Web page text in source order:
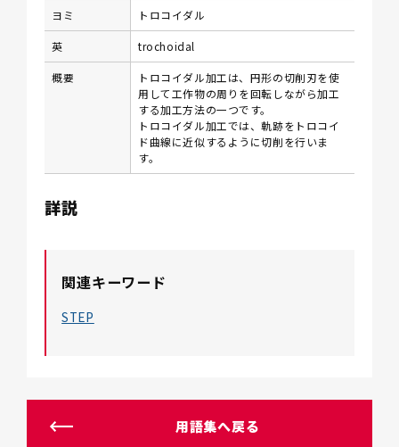
ヨミ トロコイダル
英 trochoidal
概要
トロコイダル加工は、円形の切​​削刃を使
用して工作物の周りを回転しながら加工
する加工方法の一つです。
トロコイダル加工では、軌跡をトロコイ
ド曲線に近似するように切削を行いま
す。
詳説
関連キーワード
STEP
用語集へ戻る